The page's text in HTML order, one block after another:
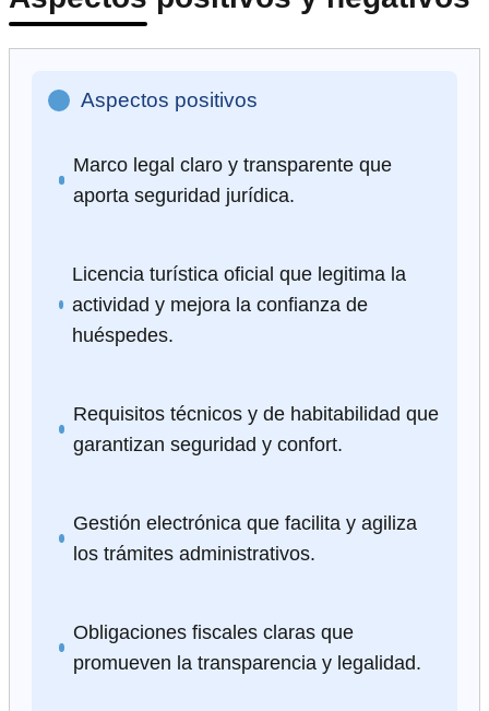
Aspectos positivos
Marco legal claro y transparente que
aporta seguridad jurídica.
Licencia turística oficial que legitima la
actividad y mejora la confianza de
huéspedes.
Requisitos técnicos y de habitabilidad que
garantizan seguridad y confort.
Gestión electrónica que facilita y agiliza
los trámites administrativos.
Obligaciones fiscales claras que
promueven la transparencia y legalidad.